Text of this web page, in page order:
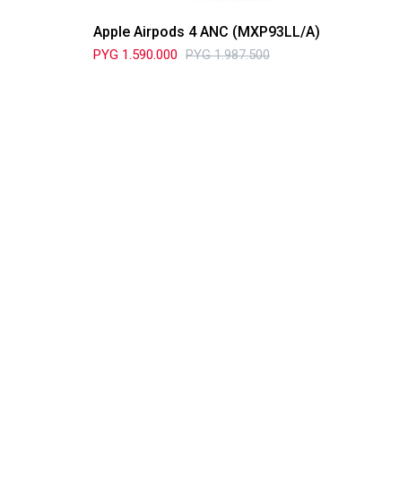
Apple Airpods 4 ANC (MXP93LL/A)
PYG 1.590.000 PYG 1.987.500